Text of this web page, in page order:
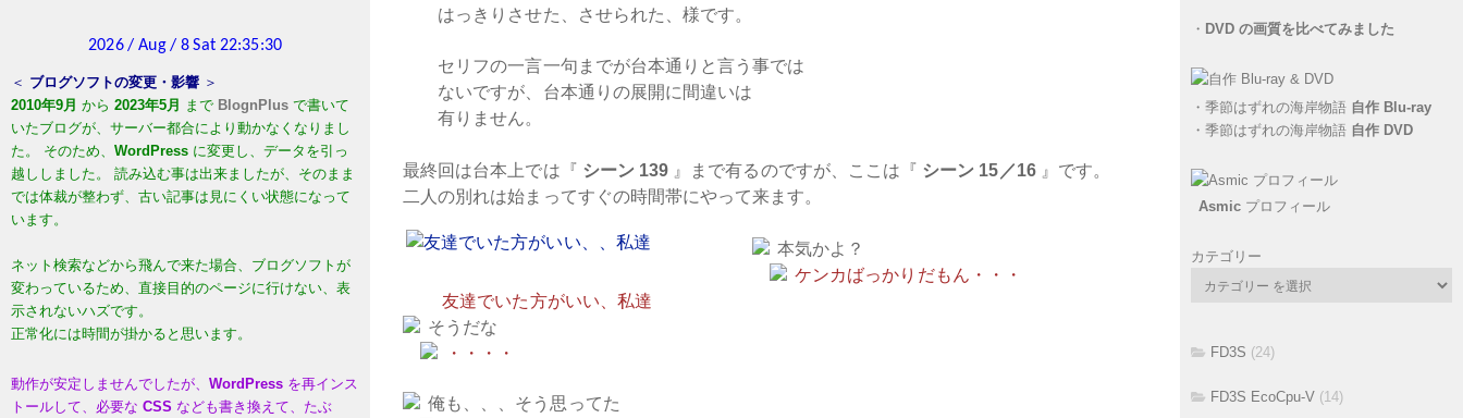
はっきりさせた、させられた、様です。
セリフの一言一句までが台本通りと言う事では
ないですが、台本通りの展開に間違いは
有りません。
最終回は台本上では『 シーン 139 』まで有るのですが、ここは『 シーン 15／16』です。
二人の別れは始まってすぐの時間帯にやって来ます。
本気かよ？
ケンカばっかりだもん・・・
友達でいた方がいい、私達
そうだな
・・・・
俺も、、、そう思ってた
＜ ブログソフトの変更・影響 ＞
2010年9月 から 2023年5月 まで BlognPlus で書いて
いたブログが、サーバー都合により動かなくなりまし
た。 そのため、 WordPress に変更し、データを引っ
越ししました。 読み込む事は出来ましたが、そのまま
では体裁が整わず、古い記事は見にくい状態になって
います。
ネット検索などから飛んで来た場合、ブログソフトが
変わっているため、直接目的のページに行けない、表
示されないハズです。
正常化には時間が掛かると思います。
動作が安定しませんでしたが、 WordPress を再インス
トールして、必要な CSS なども書き換えて、たぶ
・ DVD の画質を比べてみました
・ 季節はずれの海岸物語 自作 Blu-ray
・ 季節はずれの海岸物語 自作 DVD
Asmic プロフィール
カテゴリー
FD3S (24)
FD3S EcoCpu-V (14)